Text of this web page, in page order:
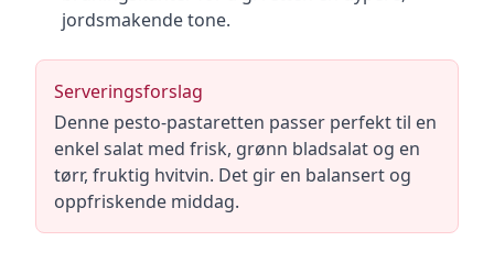
jordsmakende tone.
Serveringsforslag
Denne pesto-pastaretten passer perfekt til en
enkel salat med frisk, grønn bladsalat og en
tørr, fruktig hvitvin. Det gir en balansert og
oppfriskende middag.